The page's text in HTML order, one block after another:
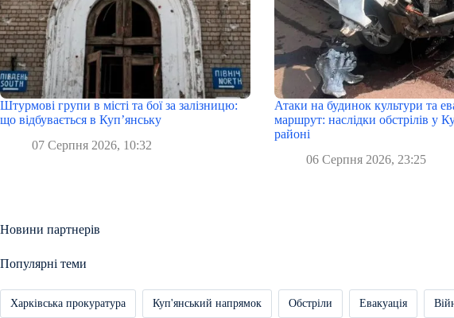
Штурмові групи в місті та бої за залізницю:
що відбувається в Куп’янську
07 Серпня 2026, 10:32
Атаки на будинок культури та
маршрут: наслідки обстрілів у
районі
06 Серпня 2026, 23:25
Новини партнерів
Популярні теми
Харківська прокуратура Куп'янський напрямок Обстріли Евакуація